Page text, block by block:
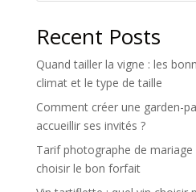
Recent Posts
Quand tailler la vigne : les
climat et le type de taille
Comment créer une garden-
accueillir ses invités ?
Tarif photographe de
choisir le bon forfait